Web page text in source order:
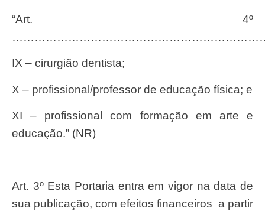
“Art. 4º
IX – cirurgião dentista;
X – profissional/professor de educação física; e
XI – profissional com formação em arte e
educação.” (NR)
Art. 3º Esta Portaria entra em vigor na data de
sua publicação, com efeitos financeiros a partir